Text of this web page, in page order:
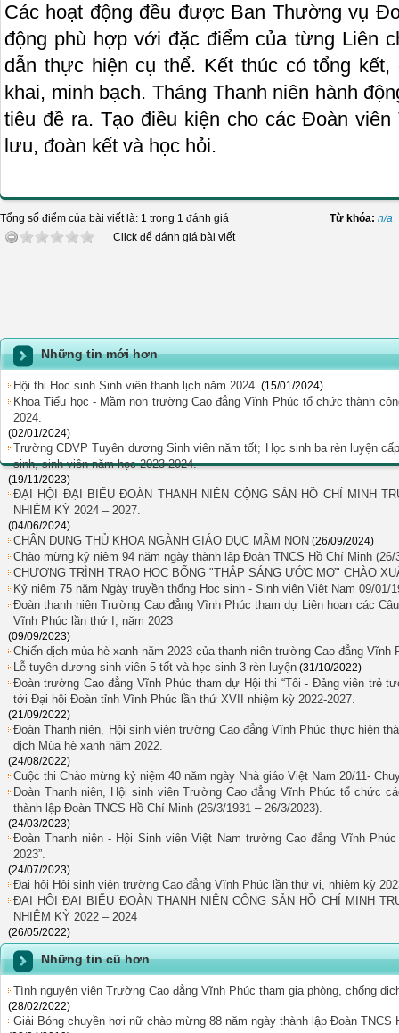
Các hoạt động đều được Ban Thường vụ
động phù hợp với đặc điểm của từng Liên
dẫn thực hiện cụ thể. Kết thúc có tổng
khai, minh bạch. Tháng Thanh niên hành
tiêu đề ra. Tạo điều kiện cho các Đoàn
lưu, đoàn kết và học hỏi.
Tổng số điểm của bài viết là: 1 trong 1 đánh giá
Click để đánh giá bài viết
Từ khóa: n/a
Những tin mới hơn
Hội thi Học sinh Sinh viên thanh lịch năm 2024. (15/01/2024)
Khoa Tiểu học - Mầm non trường Cao đẳng Vĩnh Phúc tổ chức thành
2024.
(02/01/2024)
Trường CĐVP Tuyên dương Sinh viên năm tốt; Học sinh ba rèn luyện
sinh, sinh viên năm học 2023-2024.
(19/11/2023)
ĐẠI HỘI ĐẠI BIỂU ĐOÀN THANH NIÊN CỘNG SẢN HỒ CHÍ MINH
NHIỆM KỲ 2024 – 2027.
(04/06/2024)
CHÂN DUNG THỦ KHOA NGÀNH GIÁO DỤC MẦM NON (26/09/2024)
Chào mừng kỷ niệm 94 năm ngày thành lập Đoàn TNCS Hồ Chí Minh (26/
CHƯƠNG TRÌNH TRAO HỌC BỔNG "THẮP SÁNG ƯỚC MƠ" CHÀO
Kỷ niệm 75 năm Ngày truyền thống Học sinh - Sinh viên Việt Nam 09/01/
Đoàn thanh niên Trường Cao đẳng Vĩnh Phúc tham dự Liên hoan các
Vĩnh Phúc lần thứ I, năm 2023
(09/09/2023)
Chiến dịch mùa hè xanh năm 2023 của thanh niên trường Cao đẳng Vĩnh
Lễ tuyên dương sinh viên 5 tốt và học sinh 3 rèn luyện (31/10/2022)
Đoàn trường Cao đẳng Vĩnh Phúc tham dự Hội thi “Tôi - Đảng viên trẻ
tới Đại hội Đoàn tỉnh Vĩnh Phúc lần thứ XVII nhiệm kỳ 2022-2027.
(21/09/2022)
Đoàn Thanh niên, Hội sinh viên trường Cao đẳng Vĩnh Phúc thực hiện
dịch Mùa hè xanh năm 2022.
(24/08/2022)
Cuộc thi Chào mừng kỷ niệm 40 năm ngày Nhà giáo Việt Nam 20/11-
Đoàn Thanh niên, Hội sinh viên Trường Cao đẳng Vĩnh Phúc tổ chức
thành lập Đoàn TNCS Hồ Chí Minh (26/3/1931 – 26/3/2023).
(24/03/2023)
Đoàn Thanh niên - Hội Sinh viên Việt Nam trường Cao đẳng Vĩnh
2023”.
(24/07/2023)
Đại hội Hội sinh viên trường Cao đẳng Vĩnh Phúc lần thứ vi, nhiệm kỳ
ĐẠI HỘI ĐẠI BIỂU ĐOÀN THANH NIÊN CỘNG SẢN HỒ CHÍ MINH
NHIỆM KỲ 2022 – 2024
(26/05/2022)
Những tin cũ hơn
Tình nguyện viên Trường Cao đẳng Vĩnh Phúc tham gia phòng, chống
(28/02/2022)
Giải Bóng chuyền hơi nữ chào mừng 88 năm ngày thành lập Đoàn TNCS